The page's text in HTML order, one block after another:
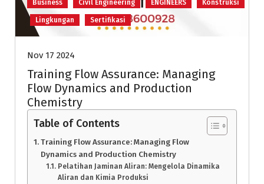
Business Civil Engineering ENGINEERS Konstruksi
Lingkungan Sertifikasi
Nov 17 2024
Training Flow Assurance: Managing
Flow Dynamics and Production
Chemistry
Table of Contents
Training Flow Assurance: Managing Flow
Dynamics and Production Chemistry
Pelatihan Jaminan Aliran: Mengelola Dinamika
Aliran dan Kimia Produksi